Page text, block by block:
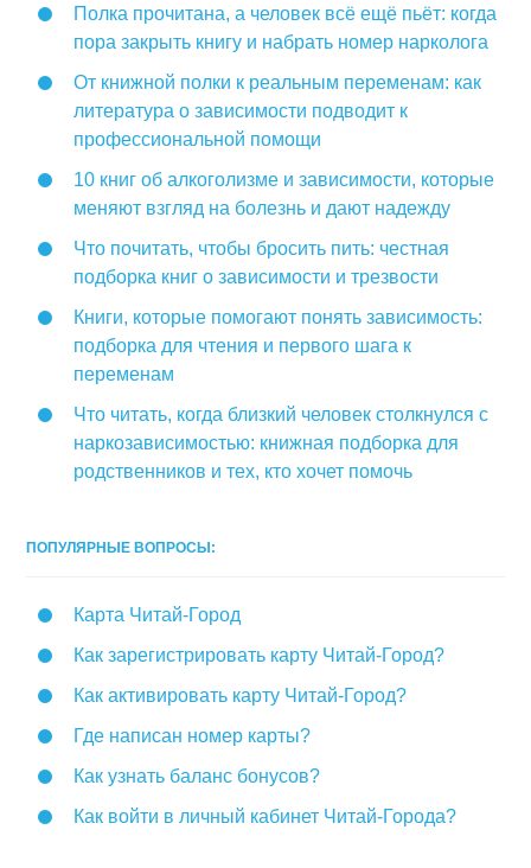
Полка прочитана, а человек всё ещё пьёт: когда
пора закрыть книгу и набрать номер нарколога
От книжной полки к реальным переменам: как
литература о зависимости подводит к
профессиональной помощи
10 книг об алкоголизме и зависимости, которые
меняют взгляд на болезнь и дают надежду
Что почитать, чтобы бросить пить: честная
подборка книг о зависимости и трезвости
Книги, которые помогают понять зависимость:
подборка для чтения и первого шага к
переменам
Что читать, когда близкий человек столкнулся с
наркозависимостью: книжная подборка для
родственников и тех, кто хочет помочь
ПОПУЛЯРНЫЕ ВОПРОСЫ:
Карта Читай-Город
Как зарегистрировать карту Читай-Город?
Как активировать карту Читай-Город?
Где написан номер карты?
Как узнать баланс бонусов?
Как войти в личный кабинет Читай-Города?